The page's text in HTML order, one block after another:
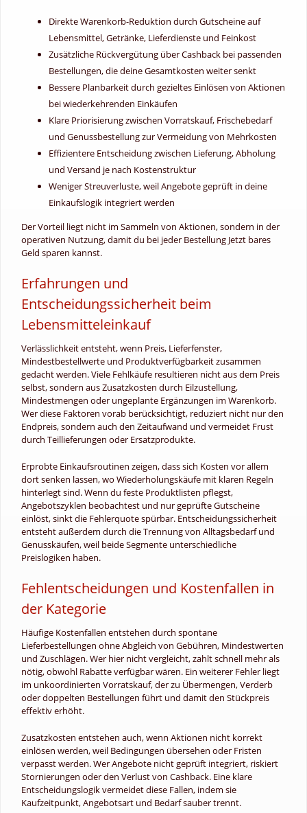
Direkte Warenkorb-Reduktion durch Gutscheine auf
Lebensmittel, Getränke, Lieferdienste und Feinkost
Zusätzliche Rückvergütung über Cashback bei passenden
Bestellungen, die deine Gesamtkosten weiter senkt
Bessere Planbarkeit durch gezieltes Einlösen von Aktionen
bei wiederkehrenden Einkäufen
Klare Priorisierung zwischen Vorratskauf, Frischebedarf
und Genussbestellung zur Vermeidung von Mehrkosten
Effizientere Entscheidung zwischen Lieferung, Abholung
und Versand je nach Kostenstruktur
Weniger Streuverluste, weil Angebote geprüft in deine
Einkaufslogik integriert werden
Der Vorteil liegt nicht im Sammeln von Aktionen, sondern in der
operativen Nutzung, damit du bei jeder Bestellung Jetzt bares
Geld sparen kannst.
Erfahrungen und
Entscheidungssicherheit beim
Lebensmitteleinkauf
Verlässlichkeit entsteht, wenn Preis, Lieferfenster,
Mindestbestellwerte und Produktverfügbarkeit zusammen
gedacht werden. Viele Fehlkäufe resultieren nicht aus dem Preis
selbst, sondern aus Zusatzkosten durch Eilzustellung,
Mindestmengen oder ungeplante Ergänzungen im Warenkorb.
Wer diese Faktoren vorab berücksichtigt, reduziert nicht nur den
Endpreis, sondern auch den Zeitaufwand und vermeidet Frust
durch Teillieferungen oder Ersatzprodukte.
Erprobte Einkaufsroutinen zeigen, dass sich Kosten vor allem
dort senken lassen, wo Wiederholungskäufe mit klaren Regeln
hinterlegt sind. Wenn du feste Produktlisten pflegst,
Angebotszyklen beobachtest und nur geprüfte Gutscheine
einlöst, sinkt die Fehlerquote spürbar. Entscheidungssicherheit
entsteht außerdem durch die Trennung von Alltagsbedarf und
Genusskäufen, weil beide Segmente unterschiedliche
Preislogiken haben.
Fehlentscheidungen und Kostenfallen in
der Kategorie
Häufige Kostenfallen entstehen durch spontane
Lieferbestellungen ohne Abgleich von Gebühren, Mindestwerten
und Zuschlägen. Wer hier nicht vergleicht, zahlt schnell mehr als
nötig, obwohl Rabatte verfügbar wären. Ein weiterer Fehler liegt
im unkoordinierten Vorratskauf, der zu Übermengen, Verderb
oder doppelten Bestellungen führt und damit den Stückpreis
effektiv erhöht.
Zusatzkosten entstehen auch, wenn Aktionen nicht korrekt
einlösen werden, weil Bedingungen übersehen oder Fristen
verpasst werden. Wer Angebote nicht geprüft integriert, riskiert
Stornierungen oder den Verlust von Cashback. Eine klare
Entscheidungslogik vermeidet diese Fallen, indem sie
Kaufzeitpunkt, Angebotsart und Bedarf sauber trennt.